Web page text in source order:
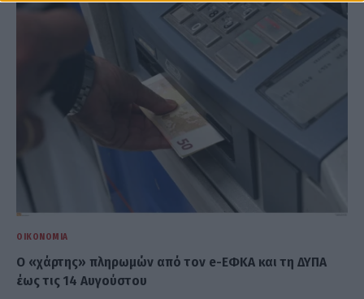
ΟΙΚΟΝΟΜΊΑ
Ο «χάρτης» πληρωμών από τον e-ΕΦΚΑ και τη ΔΥΠΑ
έως τις 14 Αυγούστου